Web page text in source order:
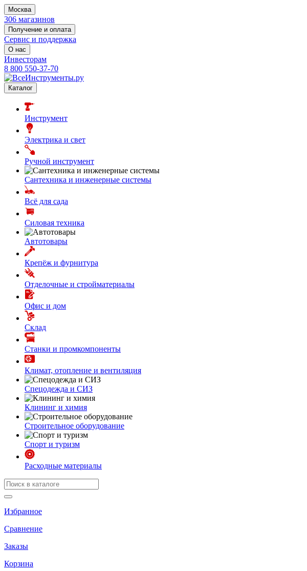
Москва
306 магазинов
Получение и оплата
Сервис и поддержка
О нас
Инвесторам
8 800 550-37-70
Каталог
Инструмент
Электрика и свет
Ручной инструмент
Сантехника и инженерные системы
Всё для сада
Силовая техника
Автотовары
Крепёж и фурнитура
Отделочные и стройматериалы
Офис и дом
Склад
Станки и промкомпоненты
Климат, отопление и вентиляция
Спецодежда и СИЗ
Клининг и химия
Строительное оборудование
Спорт и туризм
Расходные материалы
Избранное
Сравнение
Заказы
Корзина